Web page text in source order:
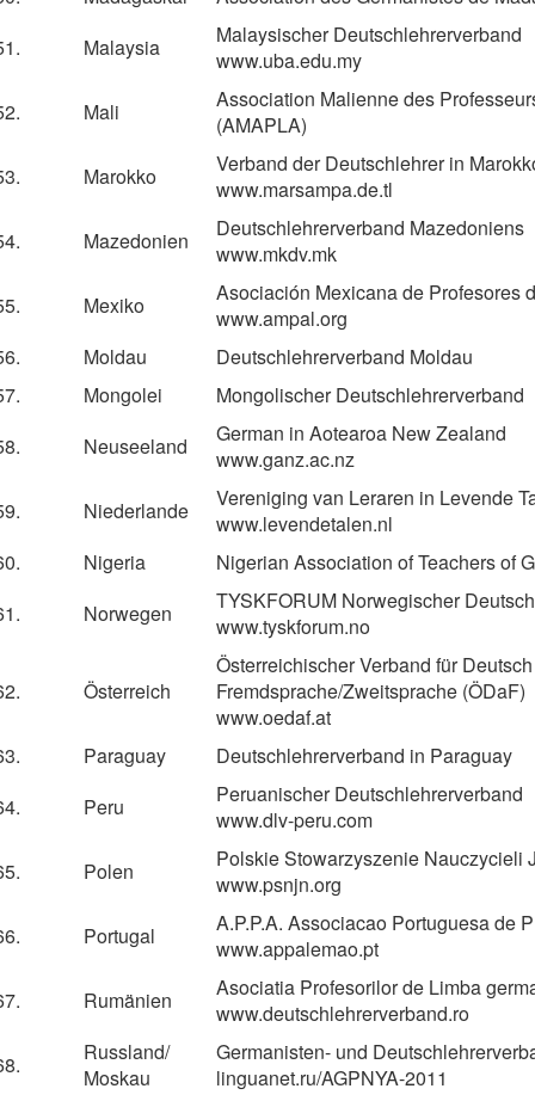
Malaysia
Malaysischer Deutschlehrerverband
www.uba.edu.my
Mali
Association Malienne des
(AMAPLA)
Marokko
Verband der Deutschlehrer in
www.marsampa.de.tl
Mazedonien
Deutschlehrerverband Mazedoniens
www.mkdv.mk
Mexiko
Asociación Mexicana de Profesores
www.ampal.org
Moldau
Deutschlehrerverband Moldau
Mongolei
Mongolischer Deutschlehrerverband
Neuseeland
German in Aotearoa New Zealand
www.ganz.ac.nz
Niederlande
Vereniging van Leraren in Levende
www.levendetalen.nl
Nigeria
Nigerian Association of Teachers of
Norwegen
TYSKFORUM Norwegischer
www.tyskforum.no
Österreich
Österreichischer Verband für
Fremdsprache/Zweitsprache (ÖDaF)
www.oedaf.at
Paraguay
Deutschlehrerverband in Paraguay
Peru
Peruanischer Deutschlehrerverband
www.dlv-peru.com
Polen
Polskie Stowarzyszenie Nauczycieli
www.psnjn.org
Portugal
A.P.P.A. Associacao Portuguesa de
www.appalemao.pt
Rumänien
Asociatia Profesorilor de Limba
www.deutschlehrerverband.ro
Russland/
Moskau
Germanisten- und
linguanet.ru/AGPNYA-2011